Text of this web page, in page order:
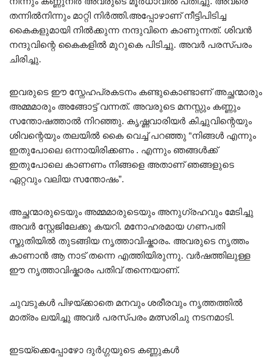
തന്നിൽനിന്നും മാറ്റി നിർത്തി.അപ്പോഴാണ് നീട്ടിപിടിച്ച
കൈകളുമായി നിൽക്കുന്ന നന്ദുവിനെ കാണുന്നത്. ശിവൻ
നന്ദുവിന്റെ കൈകളിൽ മുറുകെ പിടിച്ചു. അവർ പരസ്പരം
ചിരിച്ചു.
ഇവരുടെ ഈ സ്നേഹപ്രകടനം കണ്ടുകൊണ്ടാണ് അച്ഛന്മാരും
അമ്മമാരും അങ്ങോട്ട് വന്നത്. അവരുടെ മനസ്സും കണ്ണും
സന്തോഷത്താൽ നിറഞ്ഞു. കൃഷ്ണവാരിയർ കിച്ചുവിന്റെയും
ശിവന്റെയും തലയിൽ കൈ വെച്ച് പറഞ്ഞു “നിങ്ങൾ എന്നും
ഇതുപോലെ ഒന്നായിരിക്കണം . എന്നും ഞങ്ങൾക്ക്
ഇതുപോലെ കാണണം നിങ്ങളെ അതാണ് ഞങ്ങളുടെ
ഏറ്റവും വലിയ സന്തോഷം”.
അച്ഛന്മാരുടെയും അമ്മമാരുടെയും അനുഗ്രഹവും മേടിച്ചു
അവർ സ്റ്റേജിലേക്കു കയറി. മനോഹരമായ ഗണപതി
സ്തുതിയിൽ തുടങ്ങിയ നൃത്താവിഷ്കാരം. അവരുടെ നൃത്തം
കാണാൻ ആ നാട് തന്നെ എത്തിയിരുന്നു. വർഷത്തിലുള്ള
ഈ നൃത്താവിഷ്കാരം പതിവ് തന്നെയാണ്.
ചുവടുകൾ പിഴയ്ക്കാതെ മനവും ശരീരവും നൃത്തത്തിൽ
മാത്രം ലയിച്ചു അവർ പരസ്പരം മത്സരിചു നടനമാടി.
ഇടയ്ക്കെപ്പോഴോ ദുർഗ്ഗയുടെ കണ്ണുകൾ